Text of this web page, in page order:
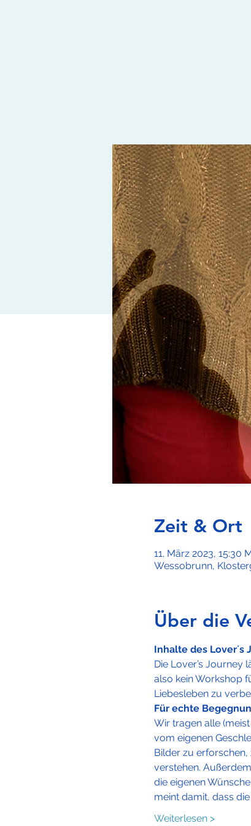
Zeit & Ort
11. März 2023, 15:30
Wessobrunn,
Über die
Inhalte des Lover´s
Die Lover’s Journey
also kein Workshop
Liebesleben zu
Für echte
Wir tragen alle
vom eigenen
Bilder zu
verstehen.
die eigenen
meint damit, dass
Weiterlesen >